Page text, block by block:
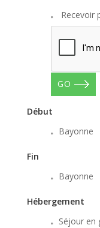
Recevoir
GO
Début
Bayonne
Fin
Bayonne
Hébergement
Séjour en